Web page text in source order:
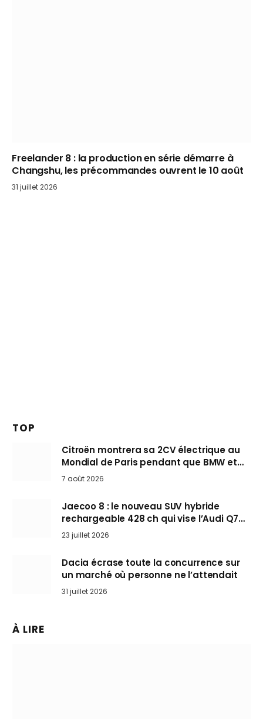
Freelander 8 : la production en série démarre à
Changshu, les précommandes ouvrent le 10 août
31 juillet 2026
TOP
Citroën montrera sa 2CV électrique au
Mondial de Paris pendant que BMW et
Mini désertent le salon
7 août 2026
Jaecoo 8 : le nouveau SUV hybride
rechargeable 428 ch qui vise l’Audi Q7
arrive en Europe cet automne
23 juillet 2026
Dacia écrase toute la concurrence sur
un marché où personne ne l’attendait
31 juillet 2026
À LIRE